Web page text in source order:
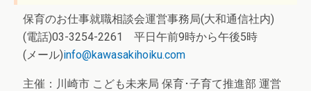
保育のお仕事就職相談会運営事務局(大和通信社内)
(電話)03-3254-2261 平日午前9時から午後5時
(メール)info@kawasakihoiku.com
主催：川崎市 こども未来局 保育･子育て推進部 運営